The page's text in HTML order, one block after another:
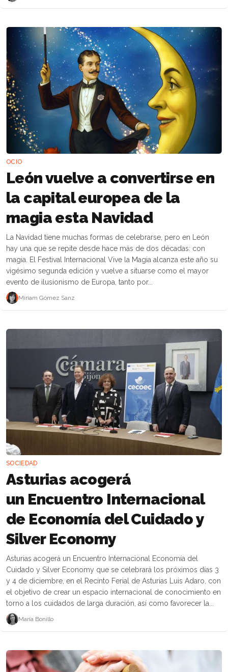
OCIO
León vuelve a convertirse en
la capital europea de la
magia esta Navidad
La Navidad tiene muchas formas de celebrarse, pero en León
hay una que se repite desde hace más de dos décadas: con
magia. El Festival Internacional Vive la Magia alcanza este año su
vigésimo segunda edición y vuelve a situarse como el mayor
evento de ilusionismo de Europa, tanto por...
Miriam Gómez Sanz
SOCIEDAD
Asturias acogerá
un Encuentro Internacional
de Economía del Cuidado y
Silver Economy
Asturias acogerá un Encuentro Internacional Economía del
Cuidado y Silver Economy que se celebrará los próximos días 3
y 4 de diciembre, en el Recinto Ferial de Asturias Luis Adaro, con
el objetivo de crear un espacio internacional de conocimiento en
torno a los cuidados de larga duración, así como favorecer la...
María Bonillo